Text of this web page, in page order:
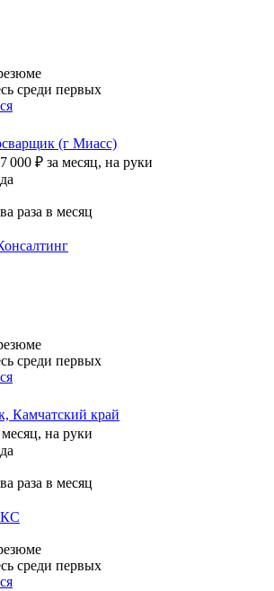
среди первых
(г Миасс)
000 ₽ за месяц, на руки
раза в месяц
среди первых
Камчатский край
месяц, на руки
раза в месяц
среди первых